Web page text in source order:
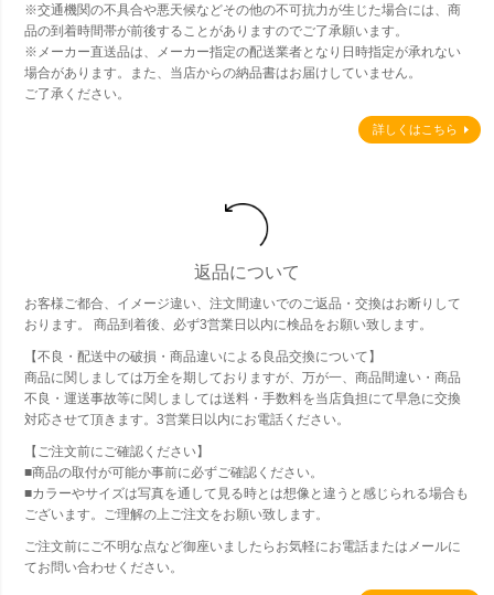
※交通機関の不具合や悪天候などその他の不可抗力が生じた場合には、商
品の到着時間帯が前後することがありますのでご了承願います。
※メーカー直送品は、メーカー指定の配送業者となり日時指定が承れない
場合があります。また、当店からの納品書はお届けしていません。
ご了承ください。
詳しくはこちら
返品について
お客様ご都合、イメージ違い、注文間違いでのご返品・交換はお断りして
おります。 商品到着後、必ず3営業日以内に検品をお願い致します。
【不良・配送中の破損・商品違いによる良品交換について】
商品に関しましては万全を期しておりますが、万が一、商品間違い・商品
不良・運送事故等に関しましては送料・手数料を当店負担にて早急に交換
対応させて頂きます。3営業日以内にお電話ください。
【ご注文前にご確認ください】
■商品の取付が可能か事前に必ずご確認ください。
■カラーやサイズは写真を通して見る時とは想像と違うと感じられる場合も
ございます。ご理解の上ご注文をお願い致します。
ご注文前にご不明な点など御座いましたらお気軽にお電話またはメールに
てお問い合わせください。